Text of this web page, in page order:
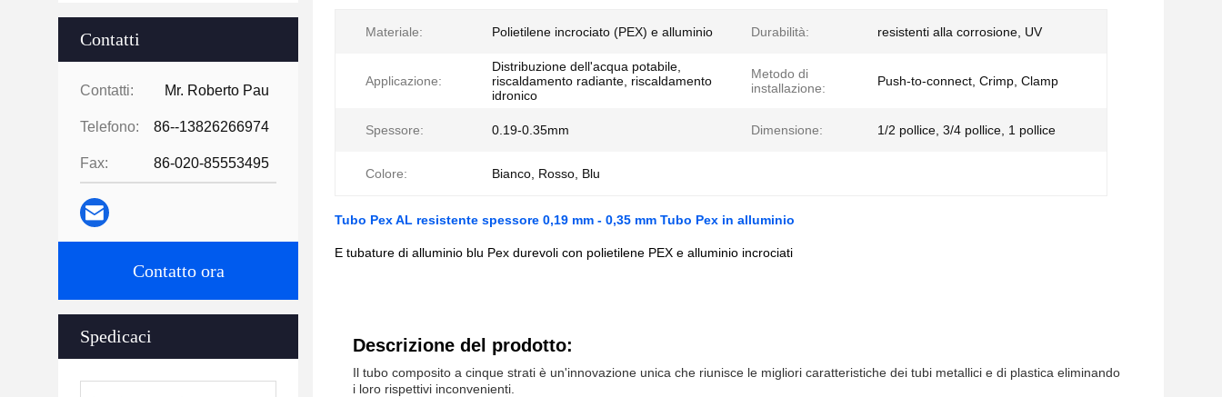
Contatti
Contatti: Mr. Roberto Pau
Telefono: 86--13826266974
Fax: 86-020-85553495
Contatto ora
Spedicaci
Materiale: Polietilene incrociato (PEX) e alluminio Durabilità: resistenti alla corrosione, UV
Applicazione:
Distribuzione dell'acqua potabile,
riscaldamento radiante, riscaldamento
idronico
Metodo di
installazione:
Push-to-connect, Crimp, Clamp
Spessore: 0.19-0.35mm Dimensione: 1/2 pollice, 3/4 pollice, 1 pollice
Colore: Bianco, Rosso, Blu
Tubo Pex AL resistente spessore 0,19 mm - 0,35 mm Tubo Pex in alluminio
E tubature di alluminio blu Pex durevoli con polietilene PEX e alluminio incrociati
Descrizione del prodotto:
Il tubo composito a cinque strati è un'innovazione unica che riunisce le migliori caratteristiche dei tubi metallici e di plastica eliminando
i loro rispettivi inconvenienti.